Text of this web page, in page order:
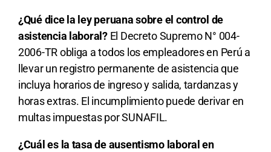
¿Qué dice la ley peruana sobre el control de
asistencia laboral?El Decreto Supremo N° 004-
2006-TR obliga a todos los empleadores en Perú a
llevar un registro permanente de asistencia que
incluya horarios de ingreso y salida, tardanzas y
horas extras. El incumplimiento puede derivar en
multas impuestas por SUNAFIL.
¿Cuál es la tasa de ausentismo laboral en